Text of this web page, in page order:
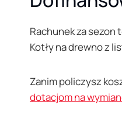
Rachunek za sezon
Kotły na drewno z
Zanim policzysz
dotacjom na